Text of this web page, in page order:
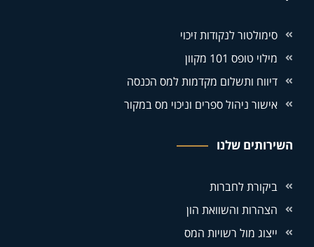
סימולטור לנקודות זיכוי
מילוי טופס 101 מקוון
דיווח ותשלום מקדמות למס הכנסה
אישור ניהול ספרים וניכוי מס במקור
השירותים שלנו
ביקורת לחברות
הצהרות והשוואת הון
ייצוג מול רשויות המס